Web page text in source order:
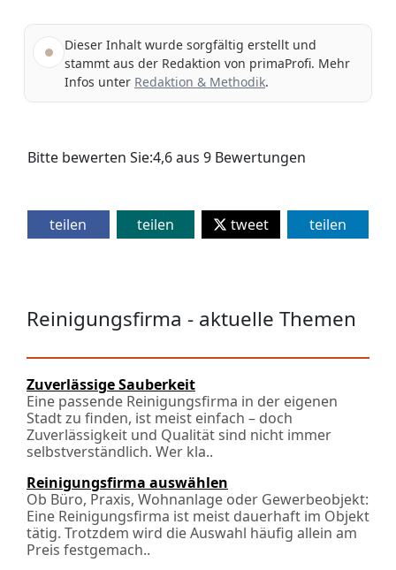
Dieser Inhalt wurde sorgfältig erstellt und
stammt aus der Redaktion von primaProfi. Mehr
Infos unter Redaktion & Methodik.
Bitte bewerten Sie:4,6aus 9 Bewertungen
teilen teilen tweet teilen
Reinigungsfirma - aktuelle Themen
Zuverlässige Sauberkeit
Eine passende Reinigungsfirma in der eigenen
Stadt zu finden, ist meist einfach – doch
Zuverlässigkeit und Qualität sind nicht immer
selbstverständlich. Wer kla..
Reinigungsfirma auswählen
Ob Büro, Praxis, Wohnanlage oder Gewerbeobjekt:
Eine Reinigungsfirma ist meist dauerhaft im Objekt
tätig. Trotzdem wird die Auswahl häufig allein am
Preis festgemach..